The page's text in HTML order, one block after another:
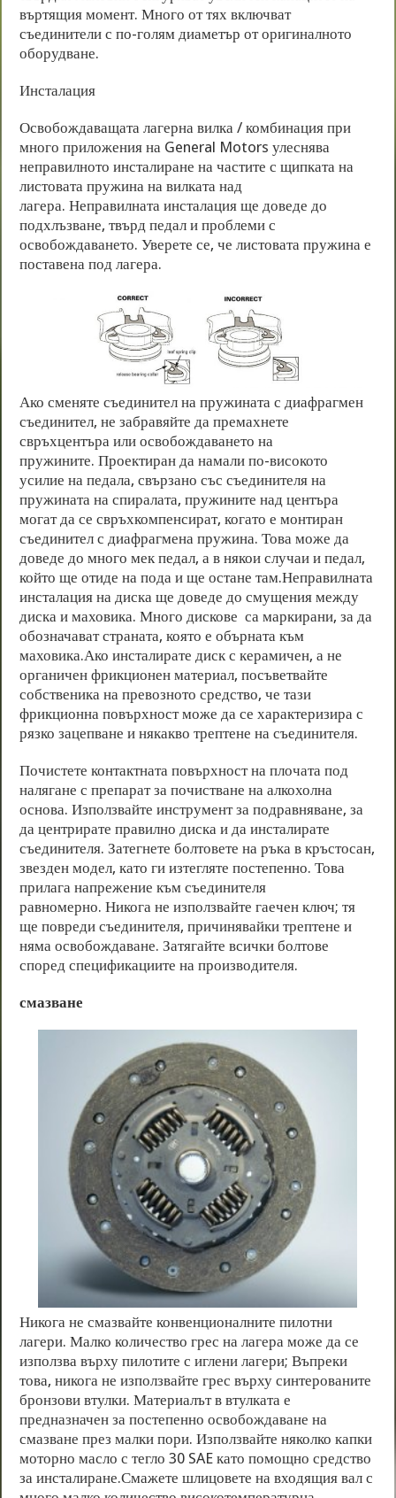
въртящия момент. Много от тях включват
съединители с по-голям диаметър от оригиналното
оборудване.
Инсталация
Освобождаващата лагерна вилка / комбинация при
много приложения на General Motors улеснява
неправилното инсталиране на частите с щипката на
листовата пружина на вилката над
лагера. Неправилната инсталация ще доведе до
подхлъзване, твърд педал и проблеми с
освобождаването. Уверете се, че листовата пружина е
поставена под лагера.
Ако сменяте съединител на пружината с диафрагмен
съединител, не забравяйте да премахнете
свръхцентъра или освобождаването на
пружините. Проектиран да намали по-високото
усилие на педала, свързано със съединителя на
пружината на спиралата, пружините над центъра
могат да се свръхкомпенсират, когато е монтиран
съединител с диафрагмена пружина. Това може да
доведе до много мек педал, а в някои случаи и педал,
който ще отиде на пода и ще остане там.Неправилната
инсталация на диска ще доведе до смущения между
диска и маховика. Много дискове са маркирани, за да
обозначават страната, която е обърната към
маховика.Ако инсталирате диск с керамичен, а не
органичен фрикционен материал, посъветвайте
собственика на превозното средство, че тази
фрикционна повърхност може да се характеризира с
рязко зацепване и някакво трептене на съединителя.
Почистете контактната повърхност на плочата под
налягане с препарат за почистване на алкохолна
основа. Използвайте инструмент за подравняване, за
да центрирате правилно диска и да инсталирате
съединителя. Затегнете болтовете на ръка в кръстосан,
звезден модел, като ги изтегляте постепенно. Това
прилага напрежение към съединителя
равномерно. Никога не използвайте гаечен ключ; тя
ще повреди съединителя, причинявайки трептене и
няма освобождаване. Затягайте всички болтове
според спецификациите на производителя.
смазване
Никога не смазвайте конвенционалните пилотни
лагери. Малко количество грес на лагера може да се
използва върху пилотите с иглени лагери; Въпреки
това, никога не използвайте грес върху синтерованите
бронзови втулки. Материалът в втулката е
предназначен за постепенно освобождаване на
смазване през малки пори. Използвайте няколко капки
моторно масло с тегло 30 SAE като помощно средство
за инсталиране.Смажете шлицовете на входящия вал с